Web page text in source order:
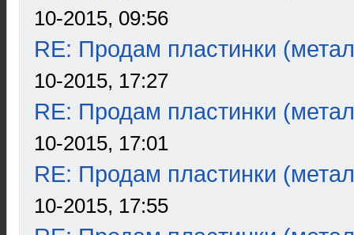
10-2015, 09:56
RE: Продам пластинки
10-2015, 17:27
RE: Продам пластинки
10-2015, 17:01
RE: Продам пластинки
10-2015, 17:55